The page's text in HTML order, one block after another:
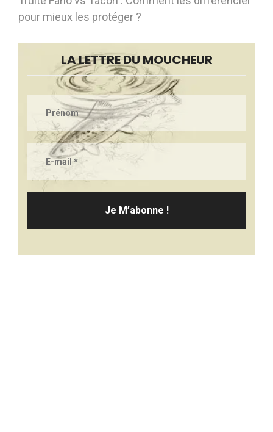
pour mieux les protéger ?
LA LETTRE DU MOUCHEUR